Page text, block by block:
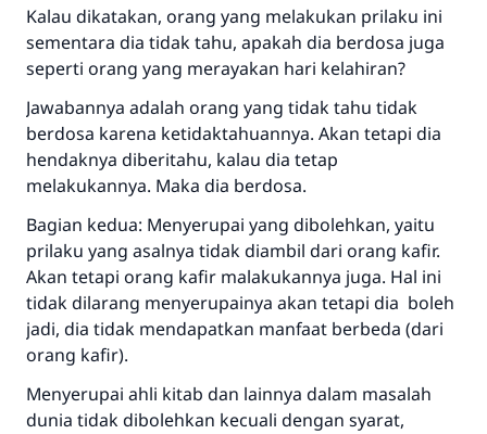
Kalau dikatakan, orang yang melakukan prilaku ini
sementara dia tidak tahu, apakah dia berdosa juga
seperti orang yang merayakan hari kelahiran?
Jawabannya adalah orang yang tidak tahu tidak
berdosa karena ketidaktahuannya. Akan tetapi dia
hendaknya diberitahu, kalau dia tetap
melakukannya. Maka dia berdosa.
Bagian kedua: Menyerupai yang dibolehkan, yaitu
prilaku yang asalnya tidak diambil dari orang kafir.
Akan tetapi orang kafir malakukannya juga. Hal ini
tidak dilarang menyerupainya akan tetapi dia boleh
jadi, dia tidak mendapatkan manfaat berbeda (dari
orang kafir).
Menyerupai ahli kitab dan lainnya dalam masalah
dunia tidak dibolehkan kecuali dengan syarat,